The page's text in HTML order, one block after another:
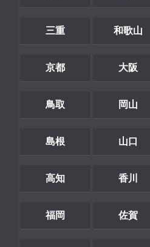
三重 和歌山
京都 大阪
鳥取 岡山
島根 山口
高知 香川
福岡 佐賀